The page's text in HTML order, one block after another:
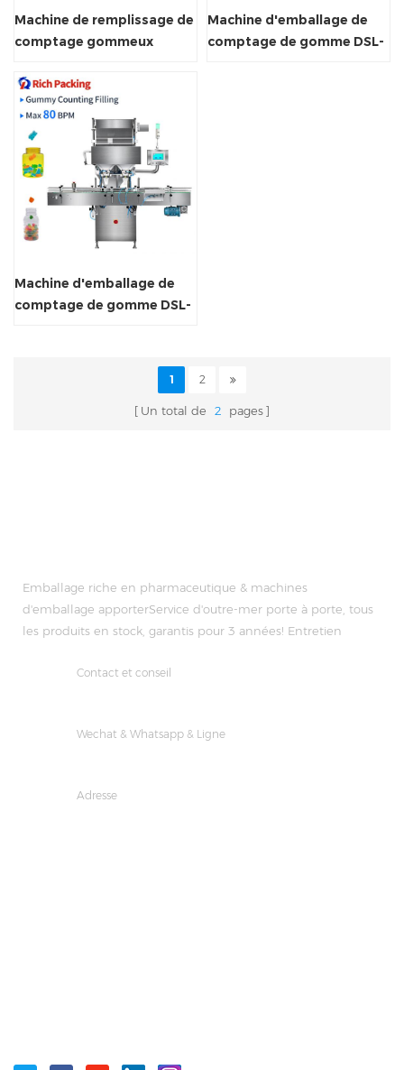
Machine de remplissage de
comptage gommeux
Machine d'emballage de
comptage de gomme DSL-
Machine d'emballage de
comptage de gomme DSL-
1 2
Un total de 2 pages
Emballage riche en pharmaceutique & machines
d'emballage apporterService d'outre-mer porte à porte, tous
les produits en stock, garantis pour 3 années! Entretien
Contact et conseil
Wechat & Whatsapp & Ligne
Adresse